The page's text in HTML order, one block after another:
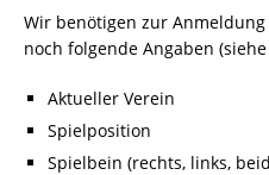
Wir benötigen zur
noch folgende Angaben
Aktueller Verein
Spielposition
Spielbein (rechts, links,